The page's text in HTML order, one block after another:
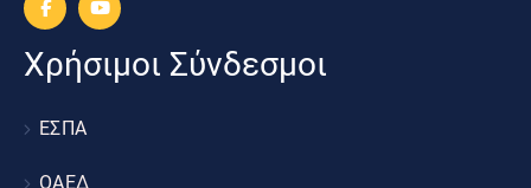
Χρήσιμοι Σύνδεσμοι
ΕΣΠΑ
ΟΑΕΔ